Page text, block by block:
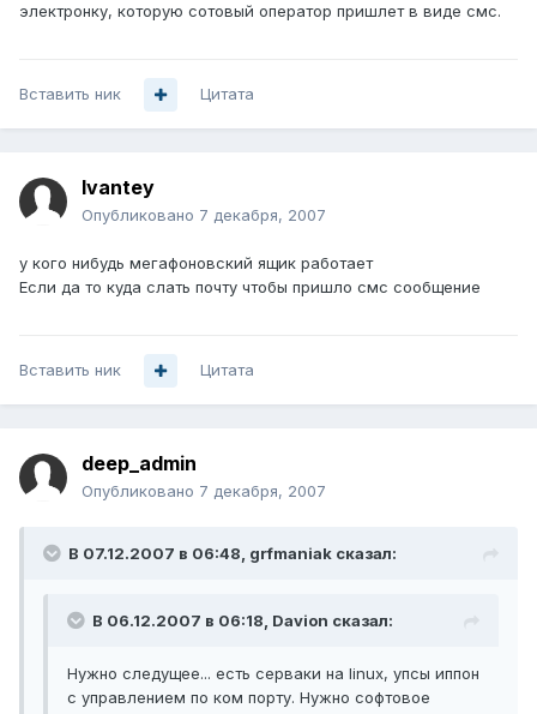
электронку, которую сотовый оператор пришлет в виде смс.
Вставить ник Цитата
Ivantey
Опубликовано 7 декабря, 2007
у кого нибудь мегафоновский ящик работает
Если да то куда слать почту чтобы пришло смс сообщение
Вставить ник Цитата
deep_admin
Опубликовано 7 декабря, 2007
В 07.12.2007 в 06:48, grfmaniak сказал:
В 06.12.2007 в 06:18, Davion сказал:
Нужно следущее... есть серваки на linux, упсы иппон
с управлением по ком порту. Нужно софтовое